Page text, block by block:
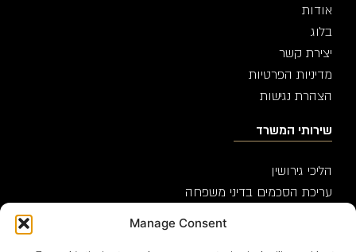
Manage Consent
יצירת קשר
שירותי המשרד
הליכי גירושין
עריכת הסכמים בדיני משפחה
אודות
בלוג
יצירת קשר
מדיניות הפרטיות
הצהרת נגישות